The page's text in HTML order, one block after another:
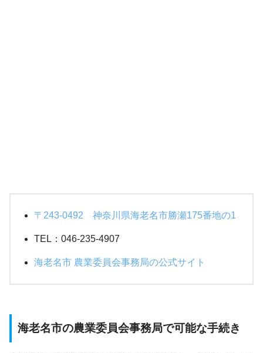
〒243-0492 神奈川県海老名市勝瀬175番地の1
TEL：046-235-4907
海老名市 農業委員会事務局の公式サイト
海老名市の農業委員会事務局で可能な手続き